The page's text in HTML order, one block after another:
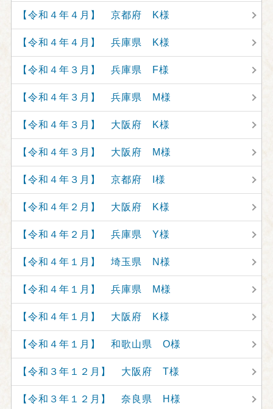
【令和４年４月】 京都府 K様
【令和４年４月】 兵庫県 K様
【令和４年３月】 兵庫県 F様
【令和４年３月】 兵庫県 M様
【令和４年３月】 大阪府 K様
【令和４年３月】 大阪府 M様
【令和４年３月】 京都府 I様
【令和４年２月】 大阪府 K様
【令和４年２月】 兵庫県 Y様
【令和４年１月】 埼玉県 N様
【令和４年１月】 兵庫県 M様
【令和４年１月】 大阪府 K様
【令和４年１月】 和歌山県 O様
【令和３年１２月】 大阪府 T様
【令和３年１２月】 奈良県 H様